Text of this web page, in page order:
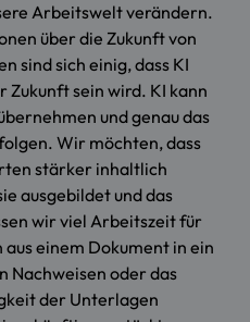
Arbeitswelt verändern.
über die Zukunft von
sind sich einig, dass KI
sein wird. KI kann
und genau das
Wir möchten, dass
stärker inhaltlich
ausgebildet und das
wir viel Arbeitszeit für
einem Dokument in ein
Nachweisen oder das
der Unterlagen